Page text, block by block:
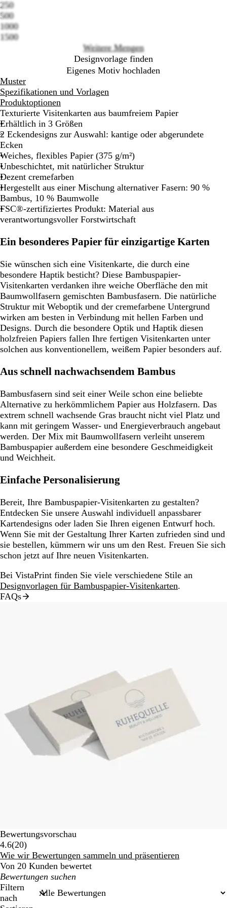
250
500
1000
1500
Weitere Mengen
Designvorlage finden
Eigenes Motiv hochladen
Muster
Spezifikationen und Vorlagen
Produktoptionen
Texturierte Visitenkarten aus baumfreiem Papier
Erhältlich in 3 Größen
2 Eckendesigns zur Auswahl: kantige oder abgerundete
Ecken
Weiches, flexibles Papier (375 g/m²)
Unbeschichtet, mit natürlicher Struktur
Dezent cremefarben
Hergestellt aus einer Mischung alternativer Fasern: 90 %
Bambus, 10 % Baumwolle
FSC®-zertifiziertes Produkt: Material aus
verantwortungsvoller Forstwirtschaft
Ein besonderes Papier für einzigartige Karten
Sie wünschen sich eine Visitenkarte, die durch eine
besondere Haptik besticht? Diese Bambuspapier-
Visitenkarten verdanken ihre weiche Oberfläche den mit
Baumwollfasern gemischten Bambusfasern. Die natürliche
Struktur mit Weboptik und der cremefarbene Untergrund
wirken am besten in Verbindung mit hellen Farben und
Designs. Durch die besondere Optik und Haptik diesen
holzfreien Papiers fallen Ihre fertigen Visitenkarten unter
solchen aus konventionellem, weißem Papier besonders auf.
Aus schnell nachwachsendem Bambus
Bambusfasern sind seit einer Weile schon eine beliebte
Alternative zu herkömmlichem Papier aus Holzfasern. Das
extrem schnell wachsende Gras braucht nicht viel Platz und
kann mit geringem Wasser- und Energieverbrauch angebaut
werden. Der Mix mit Baumwollfasern verleiht unserem
Bambuspapier außerdem eine besondere Geschmeidigkeit
und Weichheit.
Einfache Personalisierung
Bereit, Ihre Bambuspapier-Visitenkarten zu gestalten?
Entdecken Sie unsere Auswahl individuell anpassbarer
Kartendesigns oder laden Sie Ihren eigenen Entwurf hoch.
Wenn Sie mit der Gestaltung Ihrer Karten zufrieden sind und
sie bestellen, kümmern wir uns um den Rest. Freuen Sie sich
schon jetzt auf Ihre neuen Visitenkarten.
Bei VistaPrint finden Sie viele verschiedene Stile an
Designvorlagen für Bambuspapier-Visitenkarten.
FAQs
Bewertungsvorschau
4.6(2020
Bewertungen
)
Wie wir Bewertungen sammeln und präsentieren
Von 20 Kunden bewertet
Meine
Sucheingaben
Filtern
nach